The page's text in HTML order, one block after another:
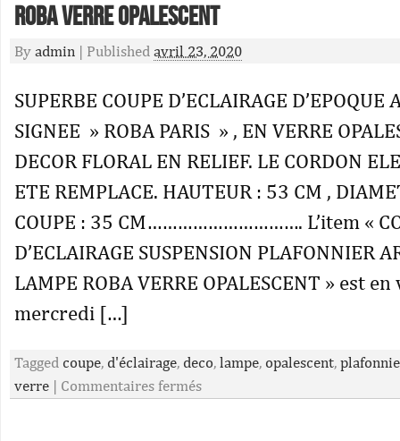
Roba Verre Opalescent
By admin | Published avril 23, 2020
SUPERBE COUPE D’ECLAIRAGE D’EPOQUE
SIGNEE » ROBA PARIS » , EN VERRE
DECOR FLORAL EN RELIEF. LE CORDON
ETE REMPLACE. HAUTEUR : 53 CM ,
COUPE : 35 CM…………………………. L’item «
D’ECLAIRAGE SUSPENSION PLAFONNIER
LAMPE ROBA VERRE OPALESCENT » est
mercredi […]
Tagged coupe, d'éclairage, deco, lampe, opalescent,
verre | Commentaires fermés